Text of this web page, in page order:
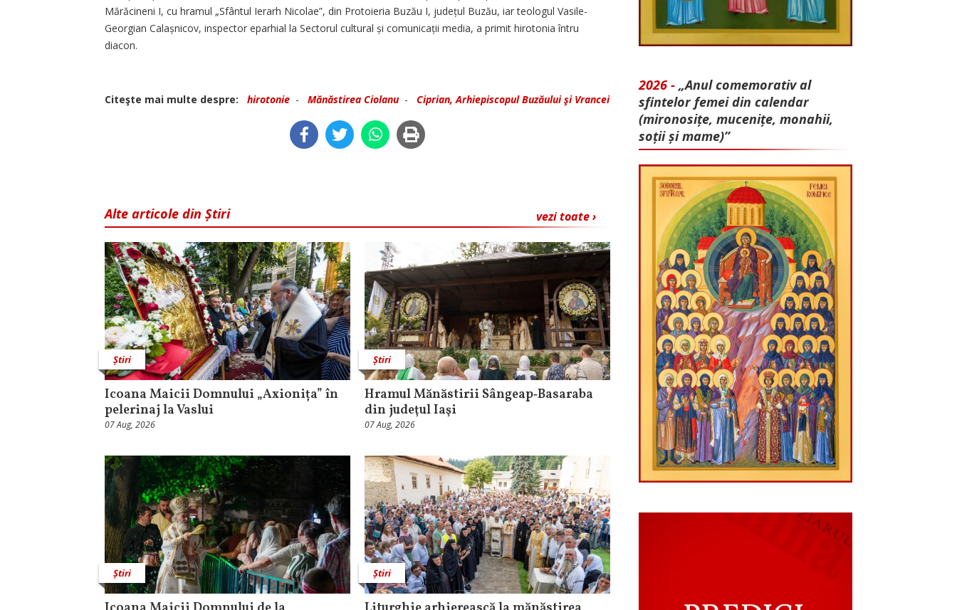
Mărăcineni I, cu hramul „Sfântul Ierarh Nicolae”, din Protoieria Buzău I, județul Buzău, iar teologul Vasile-
Georgian Calaș­ni­cov, inspector eparhial la Sectorul cultural și comunicații media, a primit hirotonia întru
diacon.
Citeşte mai multe despre: hirotonie - Mănăstirea Ciolanu- Ciprian, Arhiepiscopul Buzăului şi Vrancei
vezi toate ›
Alte articole din Știri
Știri
Icoana Maicii Domnului „Axionița” în
pelerinaj la Vaslui
07 Aug, 2026
Știri
Hramul Mănăstirii Sângeap‑Basaraba
din judeţul Iaşi
07 Aug, 2026
Știri Știri
2026 - „Anul comemorativ al
sfintelor femei din calendar
(mironosițe, mu­cenițe, monahii,
soții și mame)”